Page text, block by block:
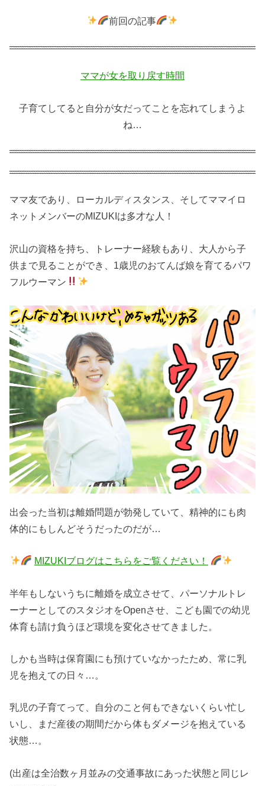
前回の記事
ママが女を取り戻す時間
子育てしてると自分が女だってことを忘れてしまうよ
ね…
ママ友であり、ローカルディスタンス、そしてママイロ
ネットメンバーのMIZUKIは多才な人！
沢山の資格を持ち、トレーナー経験もあり、大人から子
供まで見ることができ、1歳児のおてんば娘を育てるパワ
フルウーマン
出会った当初は離婚問題が勃発していて、精神的にも肉
体的にもしんどそうだったのだが…
MIZUKIブログはこちらをご覧ください！
半年もしないうちに離婚を成立させて、パーソナルトレ
ーナーとしてのスタジオをOpenさせ、こども園での幼児
体育も請け負うほど環境を変化させてきました。
しかも当時は保育園にも預けていなかったため、常に乳
児を抱えての日々…。
乳児の子育てって、自分のこと何もできないくらい忙し
いし、まだ産後の期間だから体もダメージを抱えている
状態…。
(出産は全治数ヶ月並みの交通事故にあった状態と同じレ